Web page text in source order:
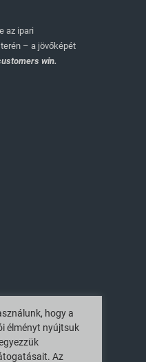
az ipari
– a jövőképét
win.
hogy a
élményt nyújtsuk
Az